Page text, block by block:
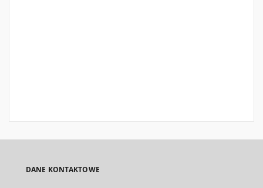
DANE KONTAKTOWE